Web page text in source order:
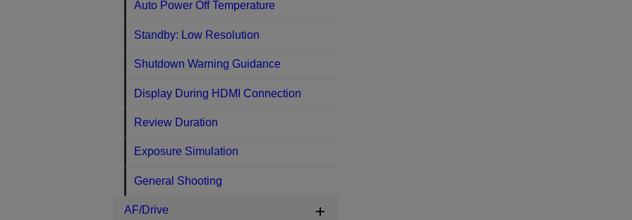
Auto Power Off Temperature
Standby: Low Resolution
Shutdown Warning Guidance
Display During HDMI Connection
Review Duration
Exposure Simulation
General Shooting
AF/Drive